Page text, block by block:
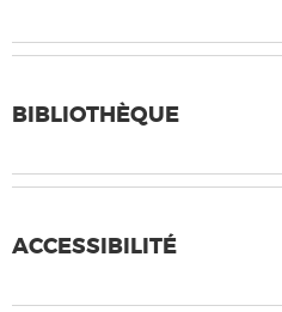
BIBLIOTHÈQUE
ACCESSIBILITÉ